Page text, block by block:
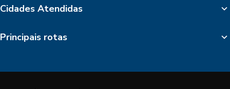
Cidades Atendidas
Principais rotas